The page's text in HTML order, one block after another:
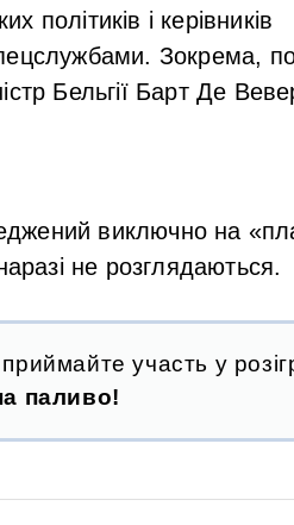
політиків і керівників
Зокрема,
Бельгії Барт Де
виключно на
не розглядаються.
участь у
паливо!